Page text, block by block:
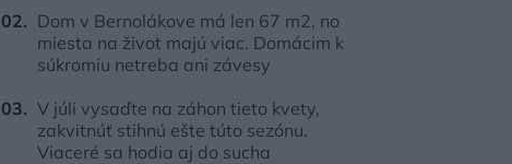
Dom v Bernolákove má len 67 m2, no
miesta na život majú viac. Domácim k
súkromiu netreba ani závesy
V júli vysaďte na záhon tieto kvety,
zakvitnúť stihnú ešte túto sezónu.
Viaceré sa hodia aj do sucha